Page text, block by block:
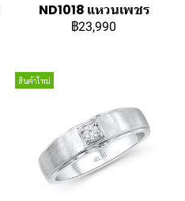
ND1018 แหวนเพชร
฿23,990
สินค้าใหม่